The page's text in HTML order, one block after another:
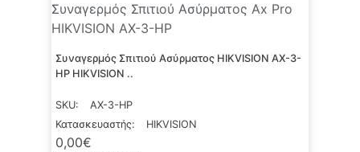
Συναγερμός Σπιτιού Ασύρματος Ax Pro
HIKVISION AX-3-HP
Συναγερμός Σπιτιού Ασύρματος HIKVISION AX-3-
HP HIKVISION ..
SKU:
AX-3-HP
Κατασκευαστής:
HIKVISION
0,00€